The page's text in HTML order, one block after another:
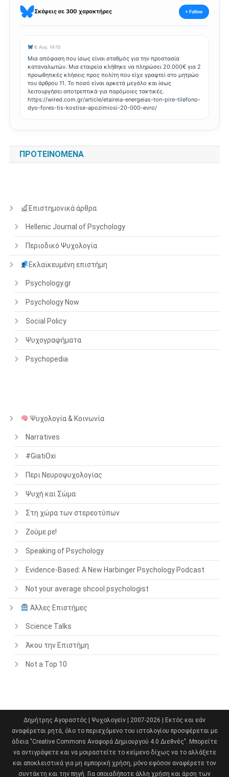
Σκέψεις σε 300 χαρακτήρες + Follow
6 Αυγ, 14:15
Μια απόφαση που ίσως είναι σταθμός για την προστασία
καταναλωτών. Μια εταιρεία κλήθηκε να πληρώσει 20.000€ για 2
προωθητικές κλήσεις προς πολίτη που είχε γραφτεί στο μητρώο
του άρθρου 11. Το ποσό είναι αρκετά μεγάλο και ίσως
λειτουργήσει αποτρεπτικά για παρόμοιες τακτικές.
https://wired.com.gr/article/etaireia-energeias-ton-pire-tilefono-
dyo-fores-tis-kostise-apozimiosi-20-000-evro/
ΠΡΟΤΕΙΝΌΜΕΝΑ
Επιστημονικά άρθρα
Hellenic Journal of Psychology
Περιοδικό Ψυχολογία
Εκλαϊκευμένη επιστήμη
Psychology.gr
Psychology Now
Social Policy
Ψυχογραφήματα
Psychopedia
Ψυχολογία & Κοινωνία
Narratives
#GiatiOxi
Περι Νευροψυχολογίας
Ψυχή και Σώμα
Στη χώρα των στερεοτύπων
Ζούμε ρε!
Speaking of Psychology
Evidence-Based: A New Harbinger Psychology Podcast
Not your average shcool psychologist
Άλλες Επιστήμες
Science Talks
Άκου την Επιστήμη
Not a Top 10
Δημήτρης Αγοραστός | Ψυχολογείν | 2007-2026 | Εκτός και εάν
αναφέρεται ρητά, όλο το περιεχόμενο του ιστολογίου προσφέρεται με
άδεια "Creative Commons Αναφορά Δημιουργού 4.0 Διεθνές". Μπορείτε
να αντιγράψετε και να μοιραστείτε το κείμενο δίχως να το αλλάξετε
και αποκλειστικά για μη εμπορική χρήση, μόνο εφόσον αναφέρετε τον
συντάκτη και την πηγή. Για οποιαδήποτε άλλη χρήση και άρση των